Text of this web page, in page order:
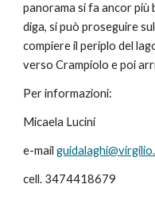
panorama si fa ancor più
diga, si può proseguire
compiere il periplo del
verso Crampiolo e poi
Per informazioni:
Micaela Lucini
e-mail
cell. 3474418679